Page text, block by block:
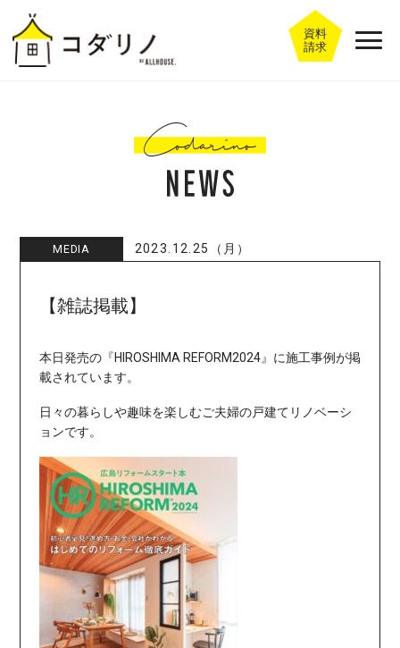
資料
請求
MEDIA 2023.12.25（月）
【雑誌掲載】
本日発売の『HIROSHIMA REFORM2024』に施工事例が掲
載されています。
日々の暮らしや趣味を楽しむご夫婦の戸建てリノベーシ
ョンです。